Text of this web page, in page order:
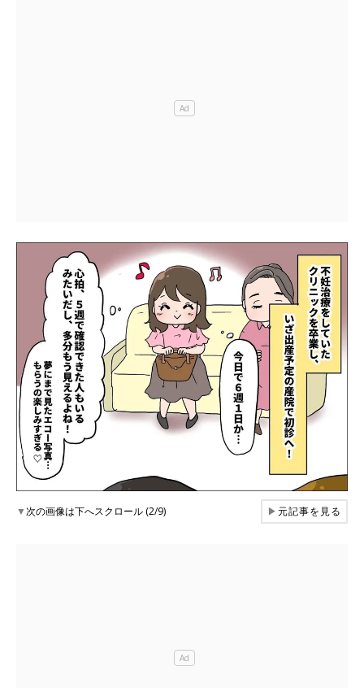
▼次の画像は下へスクロール (2/9) ▶元記事を見る